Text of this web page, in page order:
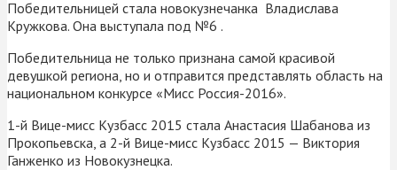
Победительницей стала новокузнечанка Владислава
Кружкова. Она выступала под №6 .
Победительница не только признана самой красивой
девушкой региона, но и отправится представлять область на
национальном конкурсе «Мисс Россия-2016».
1-й Вице-мисс Кузбасс 2015 стала Анастасия Шабанова из
Прокопьевска, а 2-й Вице-мисс Кузбасс 2015 — Виктория
Ганженко из Новокузнецка.